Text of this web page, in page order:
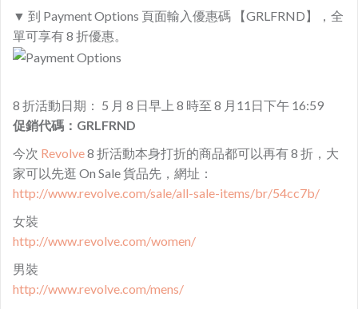
▼ 到 Payment Options 頁面輸入優惠碼 【GRLFRND】，全
單可享有 8 折優惠。
8 折活動日期： 5 月 8 日早上 8 時至 8 月11日下午 16:59
促銷代碼：GRLFRND
今次 Revolve8 折活動本身打折的商品都可以再有 8 折，大
家可以先逛 On Sale 貨品先，網址：
http://www.revolve.com/sale/all-sale-items/br/54cc7b/
女裝
http://www.revolve.com/women/
男裝
http://www.revolve.com/mens/